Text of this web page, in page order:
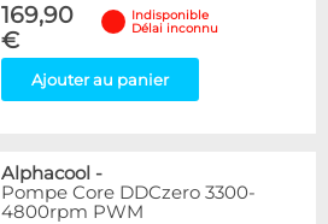
169,90
€
Indisponible
Délai inconnu
Ajouter au panier
Alphacool -
Pompe Core DDCzero 3300-
4800rpm PWM